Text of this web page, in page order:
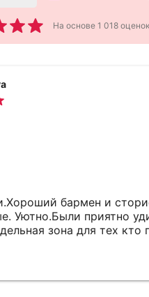
На основе 1 018оценок
бармен и
Уютно.Были приятно
зона для тех кто